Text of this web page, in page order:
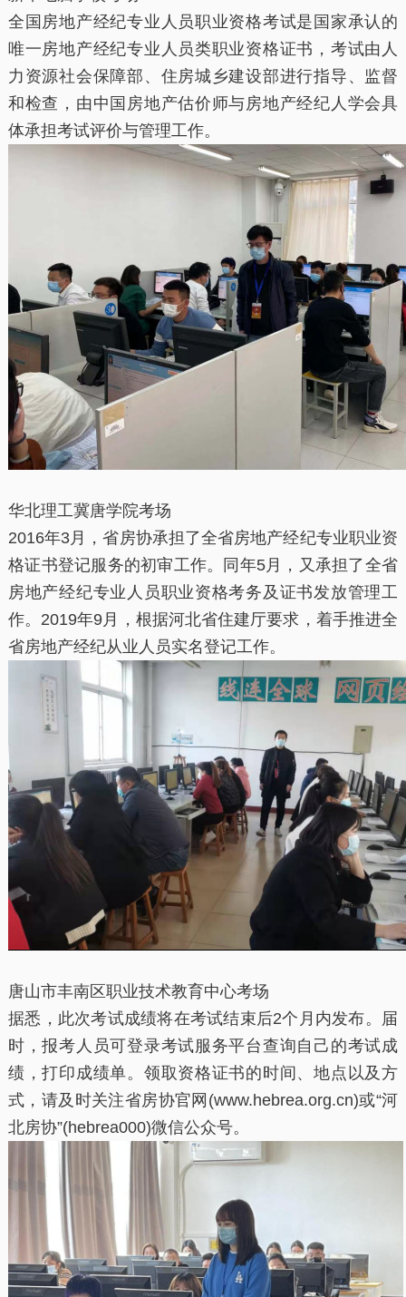
全国房地产经纪专业人员职业资格考试是国家承认的
唯一房地产经纪专业人员类职业资格证书，考试由人
力资源社会保障部、住房城乡建设部进行指导、监督
和检查，由中国房地产估价师与房地产经纪人学会具
体承担考试评价与管理工作。
华北理工冀唐学院考场
2016年3月，省房协承担了全省房地产经纪专业职业资
格证书登记服务的初审工作。同年5月，又承担了全省
房地产经纪专业人员职业资格考务及证书发放管理工
作。2019年9月，根据河北省住建厅要求，着手推进全
省房地产经纪从业人员实名登记工作。
唐山市丰南区职业技术教育中心考场
据悉，此次考试成绩将在考试结束后2个月内发布。届
时，报考人员可登录考试服务平台查询自己的考试成
绩，打印成绩单。领取资格证书的时间、地点以及方
式，请及时关注省房协官网(www.hebrea.org.cn)或“河
北房协”(hebrea000)微信公众号。